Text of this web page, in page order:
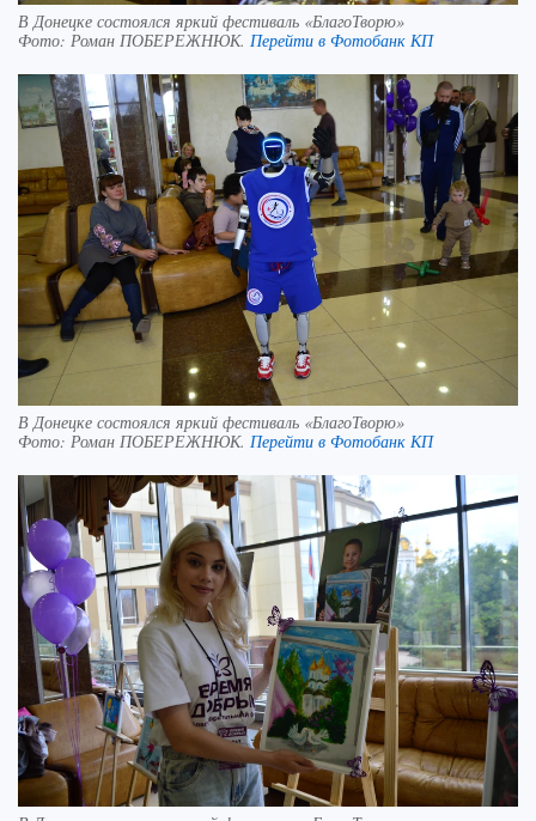
В Донецке состоялся яркий фестиваль «БлагоТворю»
Фото: Роман ПОБЕРЕЖНЮК. Перейти в Фотобанк КП
В Донецке состоялся яркий фестиваль «БлагоТворю»
Фото: Роман ПОБЕРЕЖНЮК. Перейти в Фотобанк КП